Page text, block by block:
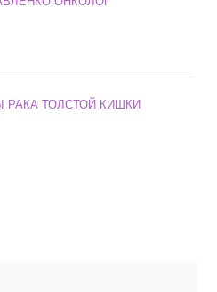
ТОЛСТОЙ КИШКИ